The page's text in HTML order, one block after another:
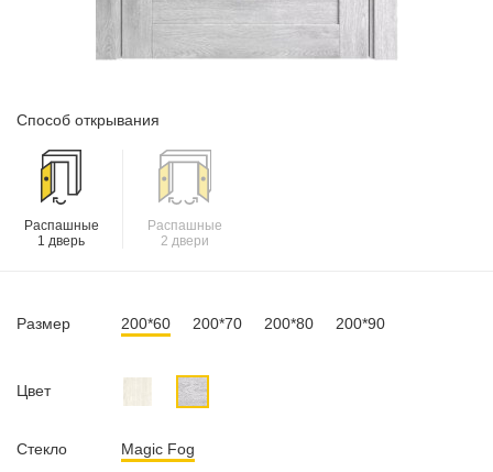
Способ открывания
Распашные
1 дверь
Распашные
2 двери
Размер 200*60 200*70 200*80 200*90
Цвет
Стекло Magic Fog